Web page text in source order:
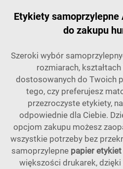
Etykiety
do zakupu
Szeroki wybór
rozmiarach,
dostosowanych do Twoich
tego, czy preferujesz
przezroczyste etykiety,
odpowiednie dla Ciebie.
opcjom zakupu możesz
wszystkie potrzeby bez
samoprzylepne papier
większości drukarek, dzięki